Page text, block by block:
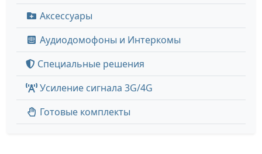
Аксессуары
Аудиодомофоны и Интеркомы
Специальные решения
Усиление сигнала 3G/4G
Готовые комплекты